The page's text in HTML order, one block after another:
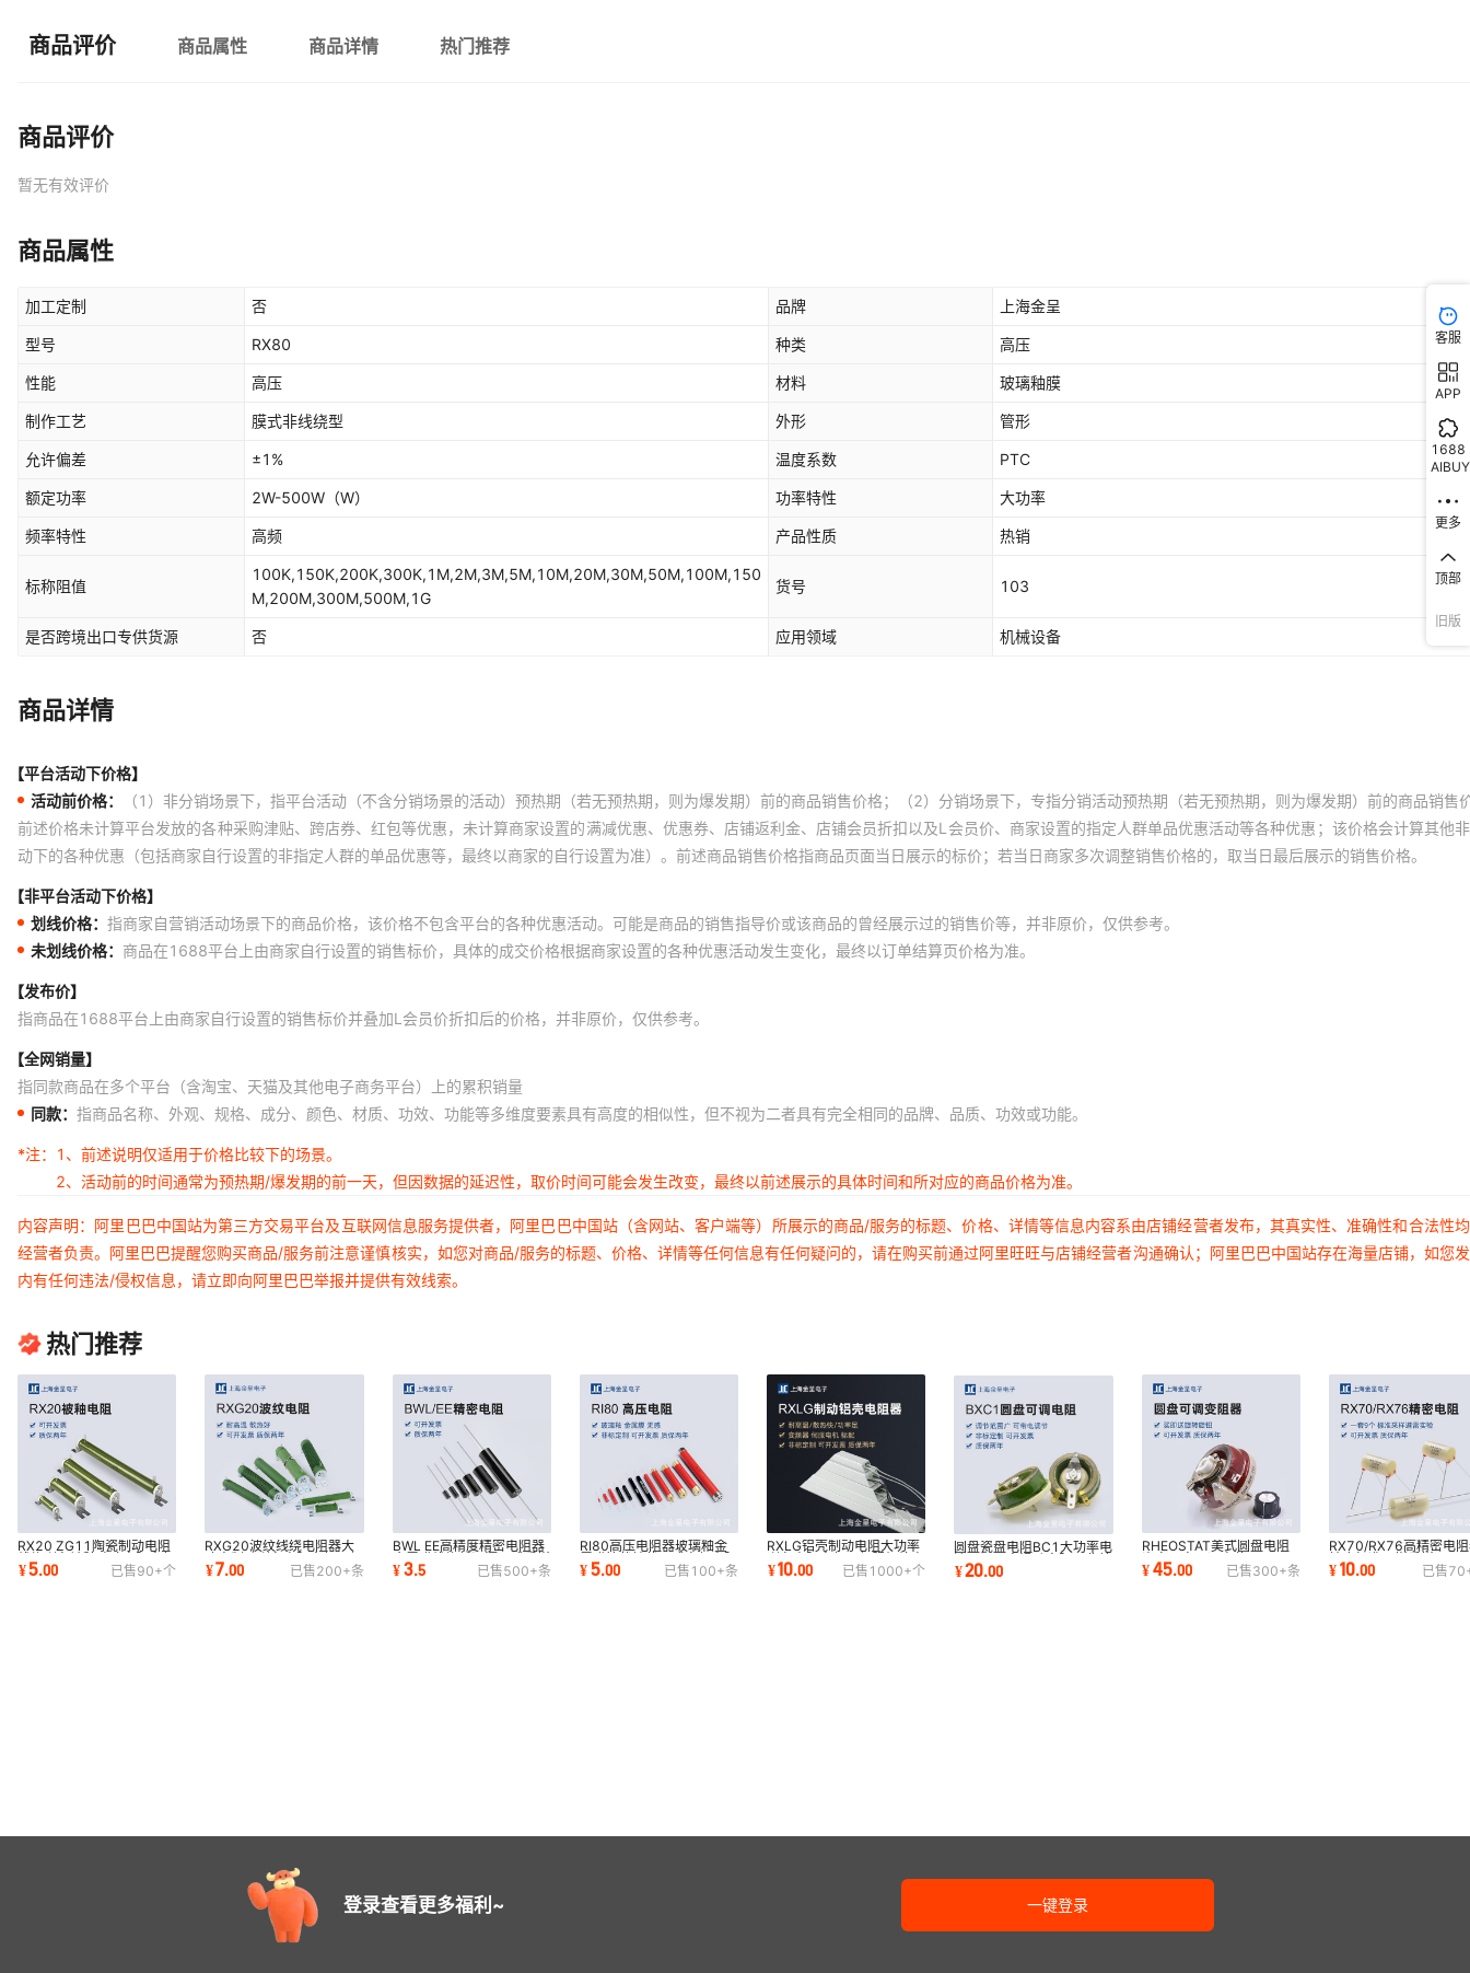
商品评价 商品属性 商品详情 热门推荐
商品评价
暂无有效评价
商品属性
加工定制 否 品牌 上海金呈
型号 RX80 种类 高压
性能 高压 材料 玻璃釉膜
制作工艺 膜式非线绕型 外形 管形
允许偏差 ±1% 温度系数 PTC
额定功率 2W-500W （W） 功率特性 大功率
频率特性 高频 产品性质 热销
标称阻值
100K,150K,200K,300K,1M,2M,3M,5M,10M,20M,30M,50M,100M,150
M,200M,300M,500M,1G
货号 103
是否跨境出口专供货源 否 应用领域 机械设备
商品详情
【平台活动下价格】
活动前价格：
（1）非分销场景下，指平台活动（不含分销场景的活动）预热期（若无预热期，则为爆发期）前的商品销售价格；（2）分销场景下，专指分销活动预热期（若无预热期，则为爆发期）前的商品销售
前述价格未计算平台发放的各种采购津贴、跨店券、红包等优惠，未计算商家设置的满减优惠、优惠券、店铺返利金、店铺会员折扣以及L会员价、商家设置的指定人群单品优惠活动等各种优惠；该价格会计算其他
动下的各种优惠（包括商家自行设置的非指定人群的单品优惠等，最终以商家的自行设置为准）。前述商品销售价格指商品页面当日展示的标价；若当日商家多次调整销售价格的，取当日最后展示的销售价格。
【非平台活动下价格】
划线价格： 指商家自营销活动场景下的商品价格，该价格不包含平台的各种优惠活动。可能是商品的销售指导价或该商品的曾经展示过的销售价等，并非原价，仅供参考。
未划线价格： 商品在1688平台上由商家自行设置的销售标价，具体的成交价格根据商家设置的各种优惠活动发生变化，最终以订单结算页价格为准。
【发布价】
指商品在1688平台上由商家自行设置的销售标价并叠加L会员价折扣后的价格，并非原价，仅供参考。
【全网销量】
指同款商品在多个平台（含淘宝、天猫及其他电子商务平台）上的累积销量
同款： 指商品名称、外观、规格、成分、颜色、材质、功效、功能等多维度要素具有高度的相似性，但不视为二者具有完全相同的品牌、品质、功效或功能。
*注：
1、前述说明仅适用于价格比较下的场景。
2、活动前的时间通常为预热期/爆发期的前一天，但因数据的延迟性，取价时间可能会发生改变，最终以前述展示的具体时间和所对应的商品价格为准。
内容声明：阿里巴巴中国站为第三方交易平台及互联网信息服务提供者，阿里巴巴中国站（含网站、客户端等）所展示的商品/服务的标题、价格、详情等信息内容系由店铺经营者发布，其真实性、准确性和合法性
经营者负责。阿里巴巴提醒您购买商品/服务前注意谨慎核实，如您对商品/服务的标题、价格、详情等任何信息有任何疑问的，请在购买前通过阿里旺旺与店铺经营者沟通确认；阿里巴巴中国站存在海量店铺，如您
内有任何违法/侵权信息，请立即向阿里巴巴举报并提供有效线索。
热门推荐
RX20 ZG11陶瓷制动电阻
线绕刹车被釉珐琅电阻变频
器伺服电容放电
¥5.00 已售90+个
RXG20波纹线绕电阻器大
功率制动刹车电阻变频器伺
服机放电电阻
¥7.00 已售200+条
BWL EE高精度精密电阻器
金属膜线绕低温漂无感采样
取样电阻器0.1%
¥3.5 已售500+条
RI80高压电阻器玻璃釉金
属膜管状棒状无感高频电阻
10W20W50W100W
¥5.00 已售 100+条
RXLG铝壳制动电阻大功率
刹车电阻变频器伺服机放电
限流电阻器
¥10.00 已售 1000+个
圆盘瓷盘电阻BC1大功率电
流可调可变滑动变阻器非美
式负载电位器
¥20.00
RHEOSTAT美式圆盘电阻
瓷盘可变可调电位器
25W50W100W150W300W
¥45.00 已售300+条
RX70/RX76高精密电
精度标准取样采样仪器
校准低温漂0.01%
¥10.00 已售
登录查看更多福利~ 一键登录
客服
APP
1688
AIBUY
更多
顶部
旧版